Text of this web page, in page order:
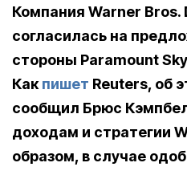
Компания Warner Bros.
согласилась на
стороны Paramount
Какпишет Reuters, об
сообщил Брюс
доходам и стратегии
образом, в случае